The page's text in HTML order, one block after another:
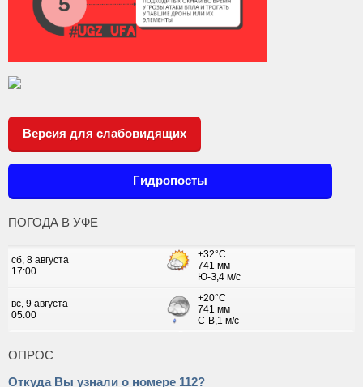
Версия для слабовидящих
Гидропосты
ПОГОДА В УФЕ
ОПРОС
Откуда Вы узнали о номере 112?